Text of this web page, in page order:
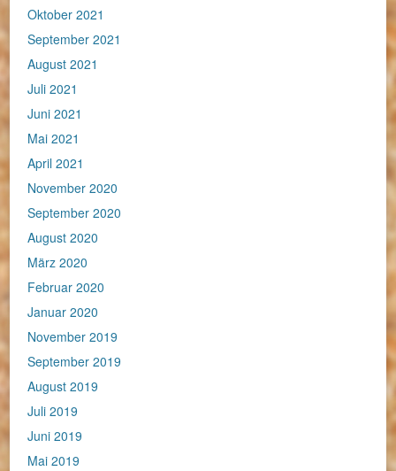
Oktober 2021
September 2021
August 2021
Juli 2021
Juni 2021
Mai 2021
April 2021
November 2020
September 2020
August 2020
März 2020
Februar 2020
Januar 2020
November 2019
September 2019
August 2019
Juli 2019
Juni 2019
Mai 2019